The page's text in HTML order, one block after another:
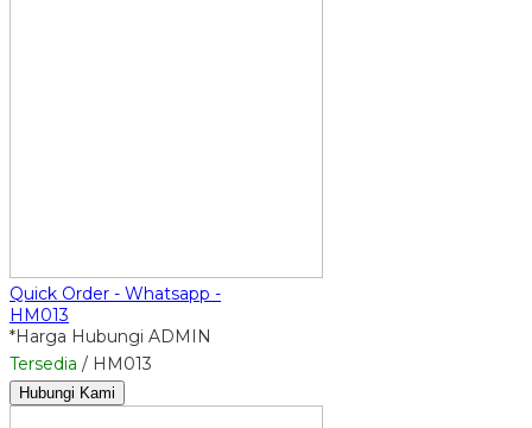
Quick Order - Whatsapp -
HM013
*Harga Hubungi ADMIN
Tersedia / HM013
Hubungi Kami